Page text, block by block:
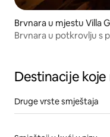
Brvnara u mjestu Villa
Brvnara u potkrovlju s
Destinacije
Druge vrste smještaja